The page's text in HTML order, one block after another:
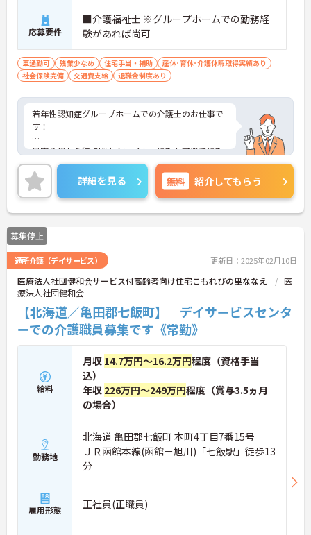
応募要件
■介護福祉士 ※グループホームでの勤務経
験があれば尚可
車通勤可 残業少なめ 住宅手当・補助
産休･育休･介護休暇取得実績あり
社会保険完備
交通費支給 退職金制度あり
若年性認知症グループホームでの介護士のお仕事で
す！
最寄り駅から徒歩圏内！マイカー通勤も可能で通勤
に便利な職場です！
また残業少なめなのでプライベートの予定も立てや
すい環境です！
ご興味ある方には、面接のポイントなど、さらに詳
細をお話致しますのでお気軽にご相談ください。
詳細を見る 無料 紹介してもらう
募集停止
通所介護（デイサービス） 更新日：2025年02月10日
医療法人社団健和会サービス付高齢者向け住宅こもれびの里ななえ
医
療法人社団健和会
【北海道／亀田郡七飯町】 デイサービスセンタ
ーでの介護職員募集です《常勤》
給料
月収 14.7万円～16.2万円程度（資格手当
込）
年収 226万円～249万円程度（賞与3.5ヵ月
の場合）
勤務地
北海道 亀田郡七飯町 本町4丁目7番15号
ＪＲ函館本線(函館－旭川)「七飯駅」徒歩13
分
雇用形態 正社員(正職員)